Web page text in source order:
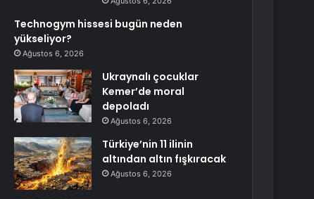
Technogym hissesi bugün neden
yükseliyor?
Ağustos 6, 2026
Ukraynalı çocuklar
Kemer’de moral
depoladı
Ağustos 6, 2026
Türkiye’nin 11 ilinin
altından altın fışkıracak
Ağustos 6, 2026